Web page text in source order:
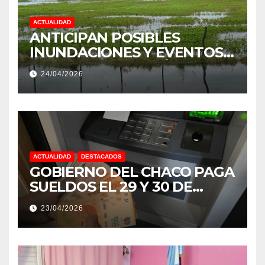
ACTUALIDAD
ANTICIPAN POSIBLES
INUNDACIONES Y EVENTOS
EXTREMOS: “PODRÍA SER UN
NIÑO MUY IMPORTANTE”
24/04/2026
ACTUALIDAD DESTACADOS
GOBIERNO DEL CHACO PAGA
SUELDOS EL 29 Y 30 DE
ABRIL, CON EL 2% DE
AUMENTO
23/04/2026